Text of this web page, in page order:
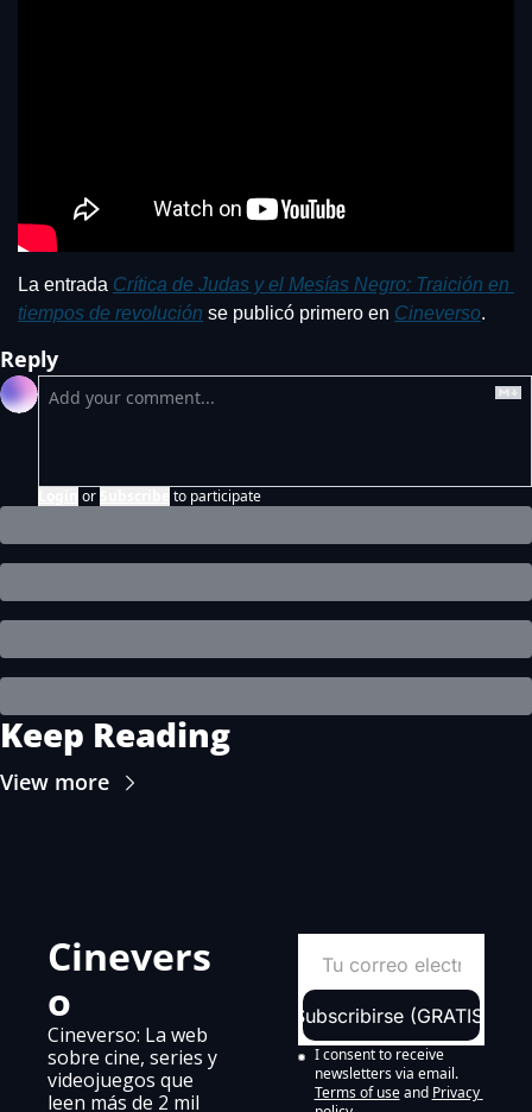
La entrada Crítica de Judas y el Mesías Negro: Traición en
tiempos de revolución se publicó primero en Cineverso.
Reply
or to participate
Keep Reading
View more
Cinevers
o
Cineverso: La web
sobre cine, series y
videojuegos que
leen más de 2 mil
Subscribirse (GRATIS)
I consent to receive
newsletters via email.
Terms of use and Privacy